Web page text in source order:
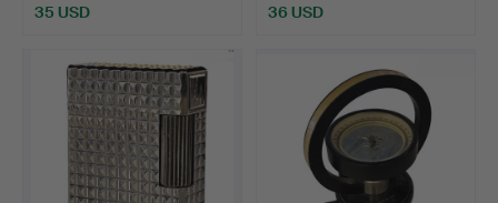
35 USD 36 USD